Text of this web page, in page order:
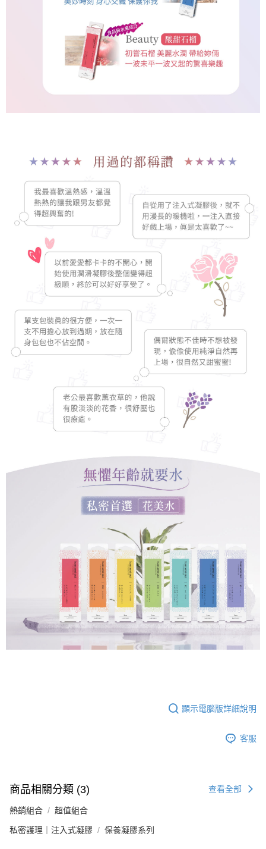
顯示電腦版詳細說明
客服
商品相關分類 (3) 查看全部
熱銷組合 超值組合
私密護理｜注入式凝膠 保養凝膠系列